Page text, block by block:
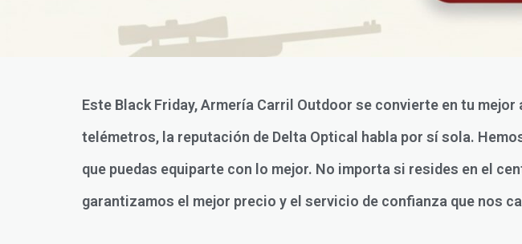
Este Black Friday, Armería Carril Outdoor se convierte en tu
telémetros, la reputación de Delta Optical habla por sí sola.
que puedas equiparte con lo mejor. No importa si resides en el
garantizamos el mejor precio y el servicio de confianza que nos